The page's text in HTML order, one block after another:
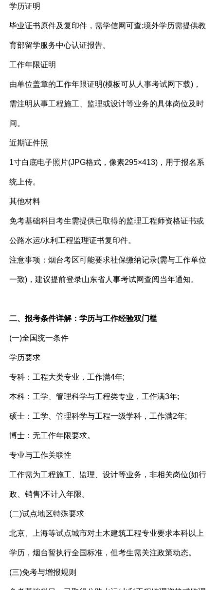
学历证明
毕业证书原件及复印件，需学信网可查;境外学历需提供教
育部留学服务中心认证报告。
工作年限证明
由单位盖章的工作年限证明(模板可从人事考试网下载)，
需注明从事工程施工、监理或设计等业务的具体岗位及时
间。
近期证件照
1寸白底电子照片(JPG格式，像素295×413)，用于报名系
统上传。
其他材料
免考基础科目考生需提供已取得的监理工程师资格证书或
公路水运/水利工程监理证书复印件。
注意事项：烟台考区可能要求社保缴纳记录(需与工作单位
一致)，建议提前登录山东省人事考试网查阅当年通知。
二、报考条件详解：学历与工作经验双门槛
(一)全国统一条件
学历要求
专科：工程大类专业，工作满4年;
本科：工学、管理科学与工程类专业，工作满3年;
硕士：工学、管理科学与工程一级学科，工作满2年;
博士：无工作年限要求。
专业与工作关联性
工作需为工程施工、监理、设计等业务，非相关岗位(如行
政、销售)不计入年限。
(二)试点地区特殊要求
北京、上海等试点城市对土木建筑工程专业要求本科以上
学历，烟台暂执行全国标准，但考生需关注政策动态。
(三)免考与增报规则